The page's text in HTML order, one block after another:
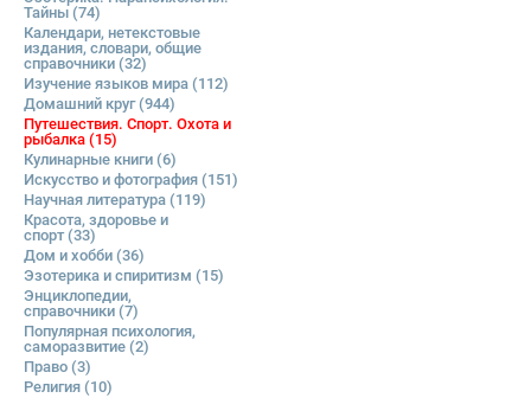
Тайны (74)
Календари, нетекстовые
издания, словари, общие
справочники (32)
Изучение языков мира (112)
Домашний круг(944)
Путешествия. Спорт. Охота и
рыбалка (15)
Кулинарные книги (6)
Искусство и фотография (151)
Научная литература (119)
Красота, здоровье и
спорт(33)
Дом и хобби (36)
Эзотерика и спиритизм (15)
Энциклопедии,
справочники (7)
Популярная психология,
саморазвитие (2)
Право (3)
Религия (10)